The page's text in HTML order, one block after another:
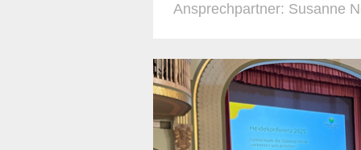
Ansprechpartner: Susanne